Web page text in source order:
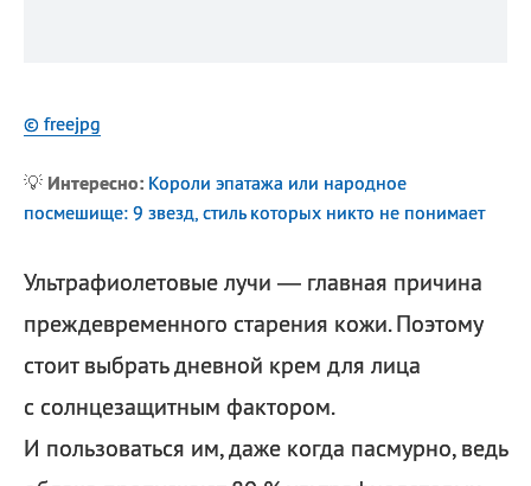
© freejpg
💡 Интересно: Короли эпатажа или народное
посмешище: 9 звезд, стиль которых никто не понимает
Ультрафиолетовые лучи — главная причина
преждевременного старения кожи. Поэтому
стоит выбрать дневной крем для лица
с солнцезащитным фактором.
И пользоваться им, даже когда пасмурно, ведь